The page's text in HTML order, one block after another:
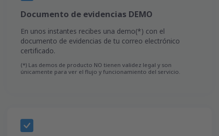
Documento de evidencias DEMO
En unos instantes recibes una demo(*) con el
documento de evidencias de tu correo electrónico
certificado.
(*) Las demos de producto NO tienen validez legal y son
únicamente para ver el flujo y funcionamiento del servicio.